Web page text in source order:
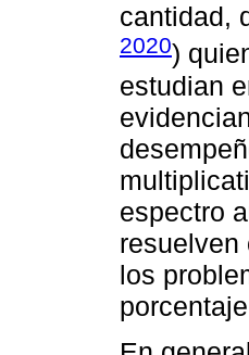
cantidad,
2020)
estudian
espectro
resuelven
los